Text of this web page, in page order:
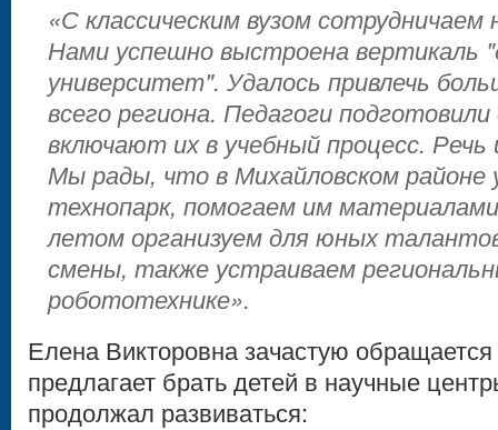
«С классическим вузом
Нами успешно выстроена вертикаль
университет". Удалось привлечь
всего региона. Педагоги
включают их в учебный процесс.
Мы рады, что в Михайловском районе
технопарк, помогаем им
летом организуем для юных
смены, также устраиваем
робототехнике».
Елена Викторовна зачастую обращается
предлагает брать детей в научные
продолжал развиваться: